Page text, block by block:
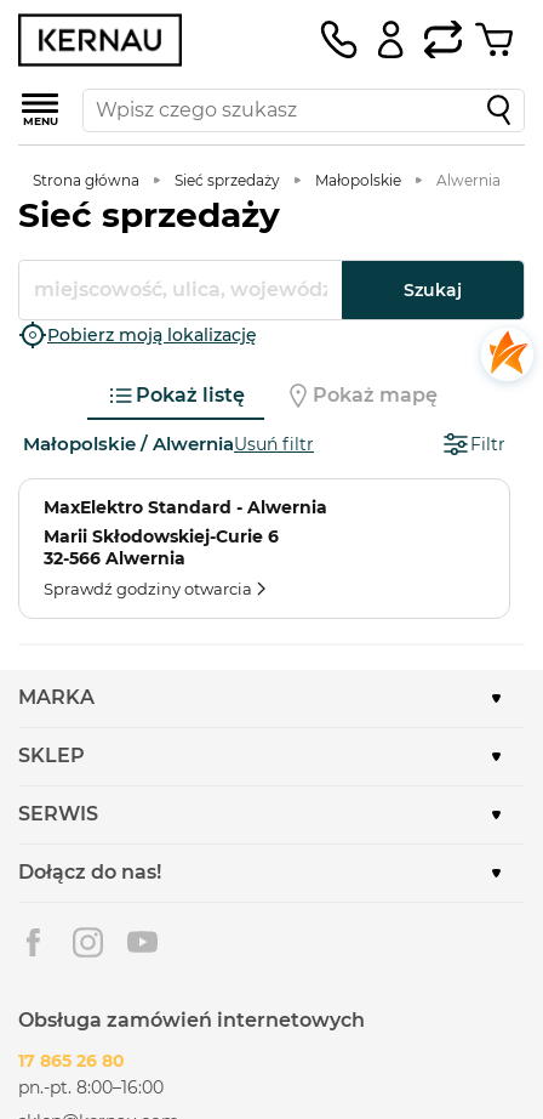
MENU
Strona główna Sieć sprzedaży Małopolskie Alwernia
Sieć sprzedaży
Szukaj
Pobierz moją lokalizację
Pokaż listę Pokaż mapę
Małopolskie / AlwerniaUsuń filtr Filtr
MaxElektro Standard - Alwernia
Marii Skłodowskiej-Curie 6
32-566 Alwernia
Sprawdź godziny otwarcia
MARKA
SKLEP
SERWIS
Dołącz do nas!
Obsługa zamówień internetowych
17 865 26 80
pn.-pt. 8:00–16:00